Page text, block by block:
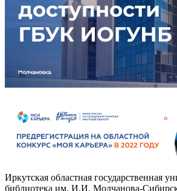
Иркутская областная государственная
библиотека им. И.И. Молчанова-